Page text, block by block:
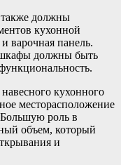
также должны
кухонной
варочная панель.
должны быть
кухонного
месторасположение
роль в
объем, который
и